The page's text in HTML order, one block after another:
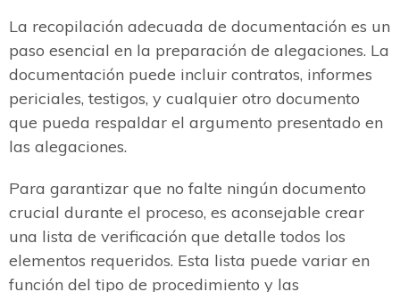
La recopilación adecuada de documentación es un
paso esencial en la preparación de alegaciones. La
documentación puede incluir contratos, informes
periciales, testigos, y cualquier otro documento
que pueda respaldar el argumento presentado en
las alegaciones.
Para garantizar que no falte ningún documento
crucial durante el proceso, es aconsejable crear
una lista de verificación que detalle todos los
elementos requeridos. Esta lista puede variar en
función del tipo de procedimiento y las